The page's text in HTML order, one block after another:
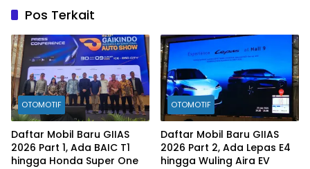
Pos Terkait
OTOMOTIF
Daftar Mobil Baru GIIAS
2026 Part 1, Ada BAIC T1
hingga Honda Super One
OTOMOTIF
Daftar Mobil Baru GIIAS
2026 Part 2, Ada Lepas E4
hingga Wuling Aira EV